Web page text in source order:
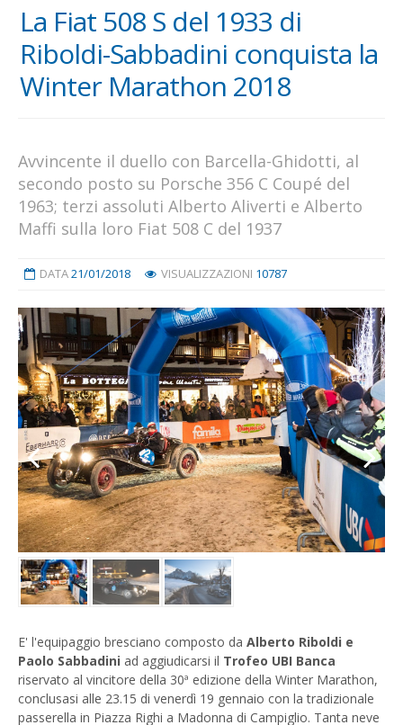
La Fiat 508 S del 1933 di
Riboldi-Sabbadini conquista la
Winter Marathon 2018
Avvincente il duello con Barcella-Ghidotti, al
secondo posto su Porsche 356 C Coupé del
1963; terzi assoluti Alberto Aliverti e Alberto
Maffi sulla loro Fiat 508 C del 1937
DATA21/01/2018 VISUALIZZAZIONI 10787
Previous
E' l'equipaggio bresciano composto da Alberto Riboldi e
Paolo Sabbadini ad aggiudicarsi il Trofeo UBI Banca
riservato al vincitore della 30ª edizione della Winter Marathon,
conclusasi alle 23.15 di venerdì 19 gennaio con la tradizionale
passerella in Piazza Righi a Madonna di Campiglio. Tanta neve